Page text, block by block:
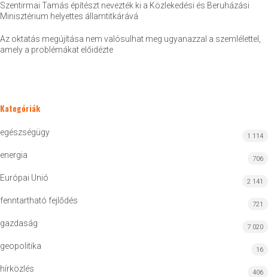
Szentirmai Tamás építészt nevezték ki a Közlekedési és Beruházási
Minisztérium helyettes államtitkárává
Az oktatás megújítása nem valósulhat meg ugyanazzal a szemlélettel,
amely a problémákat előidézte
Kategóriák
egészségügy 1 114
energia 706
Európai Unió 2 141
fenntartható fejlődés 721
gazdaság 7 020
geopolitika 16
hírközlés 406